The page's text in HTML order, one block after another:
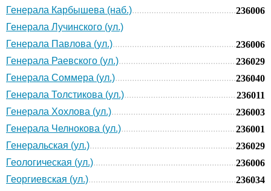
Генерала Карбышева (наб.)
236006
Генерала Лучинского (ул.)
Генерала Павлова (ул.)
236006
Генерала Раевского (ул.)
236029
Генерала Соммера (ул.)
236040
Генерала Толстикова (ул.)
236011
Генерала Хохлова (ул.)
236003
Генерала Челнокова (ул.)
236001
Генеральская (ул.)
236029
Геологическая (ул.)
236006
Георгиевская (ул.)
236034